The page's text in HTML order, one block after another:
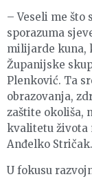
– Veseli me što
sporazuma
milijarde kuna,
Županijske
Plenković. Ta
obrazovanja,
zaštite okoliša,
kvalitetu života
Anđelko Stričak.
U fokusu